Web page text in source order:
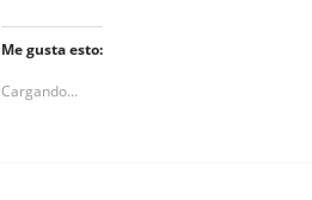
Me gusta esto:
Cargando...